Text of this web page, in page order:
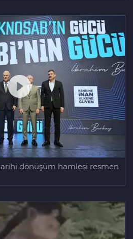
dönüşüm hamlesi resmen